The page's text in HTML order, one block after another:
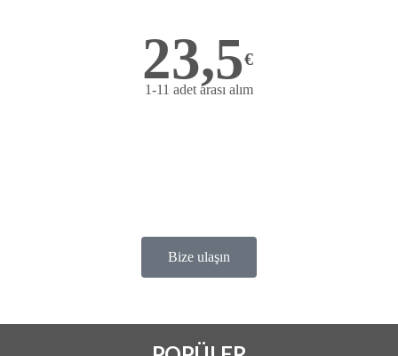
23,5€
1-11 adet arası alım
Bize ulaşın